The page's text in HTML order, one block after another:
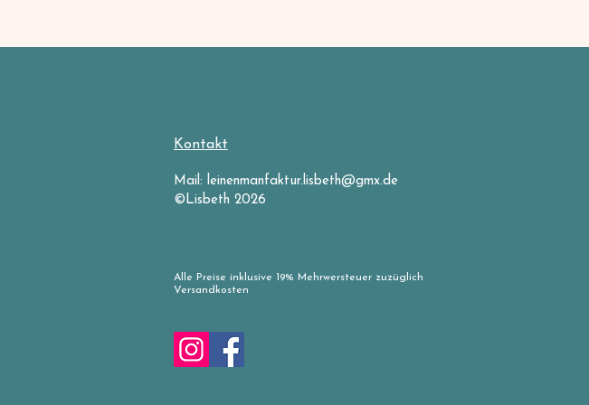
Mail: leinenmanfaktur.lisbeth@gmx.de
©Lisbeth 2026
Kontakt
Alle Preise inklusive 19% Mehrwersteuer zuzüglich
Versandkosten